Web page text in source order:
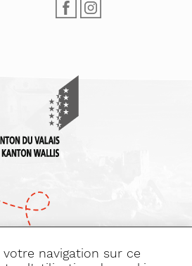
navigation sur ce